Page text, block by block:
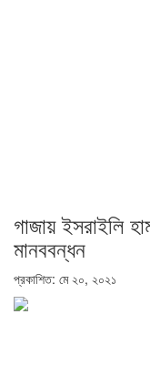
গাজায় ইসরাইলি
মানববন্ধন
প্রকাশিত: মে ২০, ২০২১